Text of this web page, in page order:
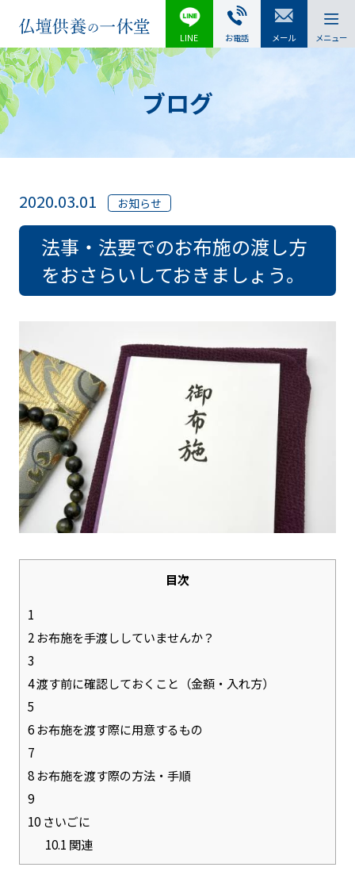
LINE お電話 メール メニュー
ブログ
2020.03.01 お知らせ
法事・法要でのお布施の渡し方
をおさらいしておきましょう。
目次
1
2お布施を手渡ししていませんか？
3
4渡す前に確認しておくこと（金額・入れ方）
5
6お布施を渡す際に用意するもの
7
8お布施を渡す際の方法・手順
9
10さいごに
10.1 関連